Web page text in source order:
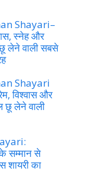
Shayari–
स्नेह और
छू लेने वाली सबसे
Shayari
विश्वास और
छू लेने वाली
सम्मान से
शायरी का